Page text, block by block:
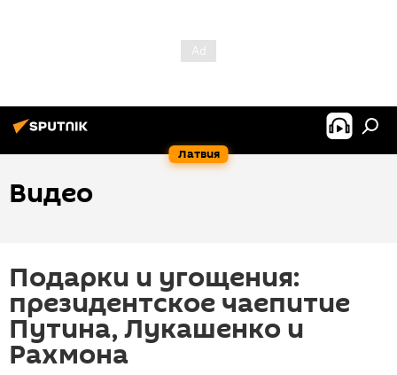
Латвия
Видео
Подарки и угощения:
президентское чаепитие
Путина, Лукашенко и
Рахмона